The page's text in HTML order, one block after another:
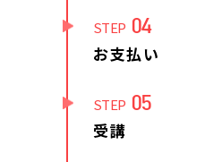
STEP 04
お支払い
STEP 05
受講